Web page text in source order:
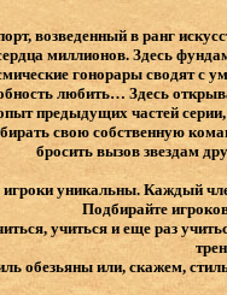
возведенный в ранг
миллионов. Здесь
гонорары сводят с
любить… Здесь
предыдущих частей
свою собственную
бросить вызов звездам
игроки уникальны. Каждый
Подбирайте
учиться и еще раз
обезьяны или, скажем,